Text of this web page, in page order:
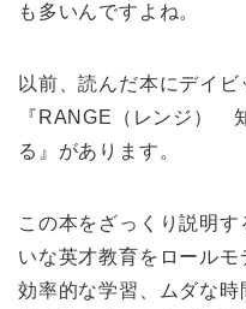
も多いんですよね。
以前、読んだ本にデイ
『RANGE（レンジ）
る』があります。
この本をざっくり説明
いな英才教育をロール
効率的な学習、ムダな